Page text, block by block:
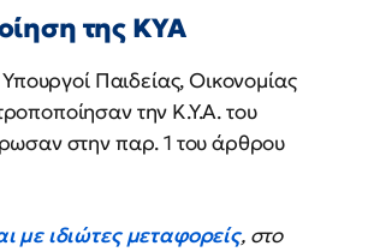
της ΚΥΑ
Υπουργοί Παιδείας, Οικονομίας
την Κ.Υ.Α. του
στην παρ. 1 του άρθρου
με ιδιώτες μεταφορείς, στο